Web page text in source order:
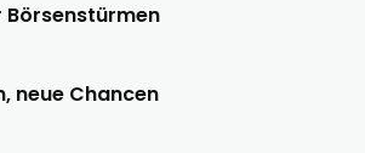
Börsenstürmen
neue Chancen